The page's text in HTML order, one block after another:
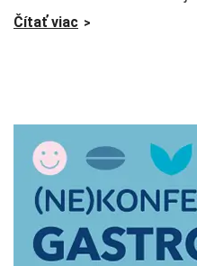
Čítať viac